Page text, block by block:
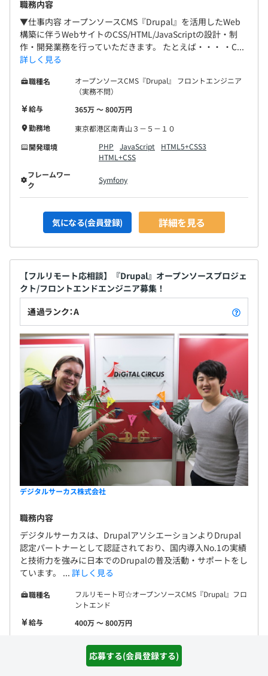
応募する(会員登録する)
職務内容
▼仕事内容 オープンソースCMS『Drupal』を活用したWeb
構築に伴うWebサイトのCSS/HTML/JavaScriptの設計・制
作・開発業務を行っていただきます。 たとえば・・・ ・C...
詳しく見る
職種名
オープンソースCMS『Drupal』 フロントエンジニア
（実務不問）
給与
365万 〜 800万円
勤務地
東京都港区南青山３－５－１０
開発環境
PHP JavaScript
HTML5+CSS3
HTML+CSS
フレームワー
ク
Symfony
気になる(会員登録) 詳細を見る
【フルリモート応相談】『Drupal』オープンソースプロジェ
クト/フロントエンドエンジニア募集！
通過ランク：A
デジタルサーカス株式会社
職務内容
デジタルサーカスは、DrupalアソシエーションよりDrupal
認定パートナーとして認証されており、国内導入No.1の実績
と技術力を強みに日本でのDrupalの普及活動・サポートをし
ています。 ... 詳しく見る
職種名
フルリモート可☆オープンソースCMS『Drupal』フロ
ントエンド
給与
400万 〜 800万円
Java PHP JavaScript